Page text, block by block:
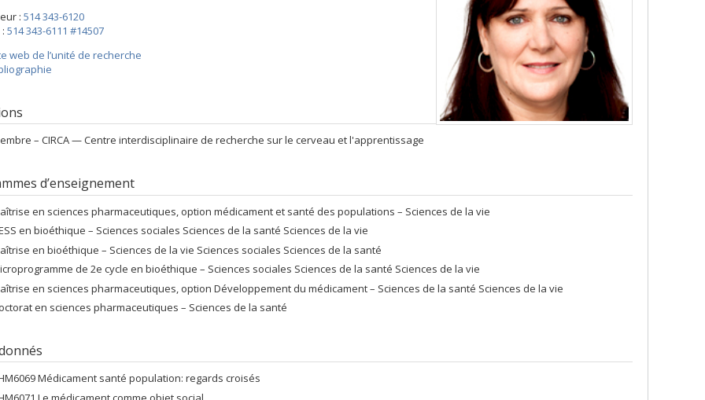
: 514 343-6120
514 343-6111 #14507
web de l’unité de recherche
– CIRCA — Centre interdisciplinaire de recherche sur le cerveau et l'apprentissage
d’enseignement
en sciences pharmaceutiques, option médicament et santé des populations – Sciences de la vie
en bioéthique – Sciences sociales Sciences de la santé Sciences de la vie
en bioéthique – Sciences de la vie Sciences sociales Sciences de la santé
de 2e cycle en bioéthique – Sciences sociales Sciences de la santé Sciences de la vie
en sciences pharmaceutiques, option Développement du médicament – Sciences de la santé Sciences de la vie
en sciences pharmaceutiques – Sciences de la santé
Médicament santé population: regards croisés